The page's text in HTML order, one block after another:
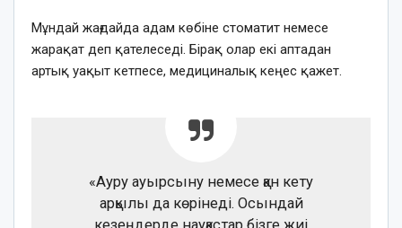
Мұндай жағдайда адам көбіне стоматит немесе
жарақат деп қателеседі. Бірақ олар екі аптадан
артық уақыт кетпесе, медициналық кеңес қажет.
«Ауру ауырсыну немесе қан кету
арқылы да көрінеді. Осындай